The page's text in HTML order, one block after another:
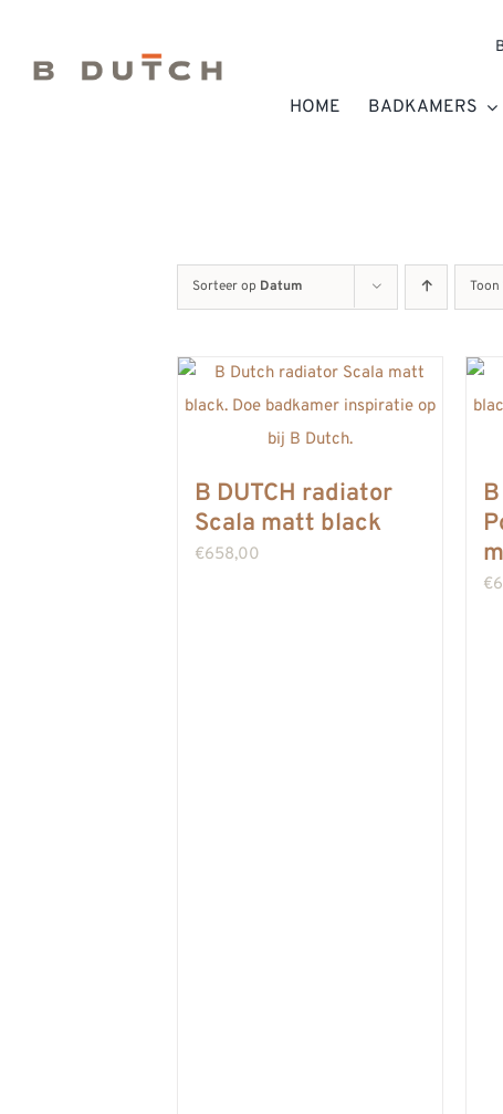
inhoud
HOME BADKAMERS
Sorteer op Datum Toon
B DUTCH radiator
Scala matt black
€658,00
€